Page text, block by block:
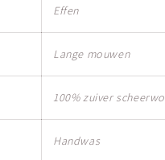
Effen
Lange mouwen
100% zuiver
Handwas